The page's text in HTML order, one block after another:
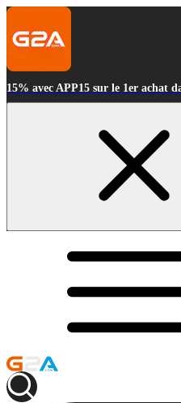
15% avec APP15 sur le 1er achat